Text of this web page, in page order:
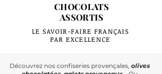
CHOCOLATS
ASSORTIS
LE SAVOIR-FAIRE FRANÇAIS
PAR EXCELLENCE
Découvrez nos confiseries provençales, olives